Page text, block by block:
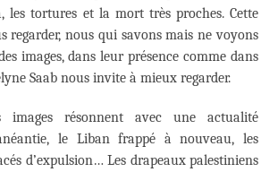
les tortures et la mort très proches. Cette
regarder, nous qui savons mais ne voyons
images, dans leur présence comme dans
Saab nous invite à mieux regarder.
images résonnent avec une actualité
le Liban frappé à nouveau, les
d’expulsion… Les drapeaux palestiniens